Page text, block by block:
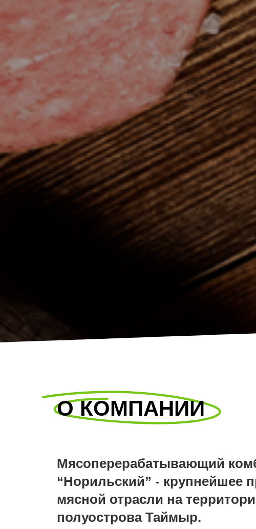
О КОМПАНИИ
Мясоперерабатывающий
“Норильский” - крупнейшее
мясной отрасли на
полуострова Таймыр.